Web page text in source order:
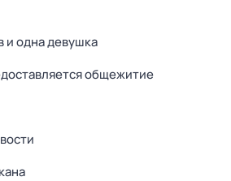
и одна девушка
общежитие